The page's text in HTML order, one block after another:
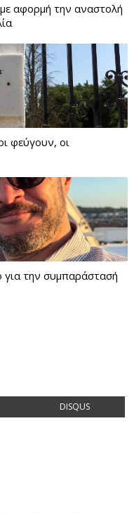
αφορμή την αναστολή
φεύγουν, οι
για την συμπαράστασή
DISQUS